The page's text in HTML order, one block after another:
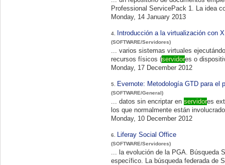
Professional
Monday, 14 January 2013
4. Introducción a la virtualización con
(SOFTWARE/Servidores)
... varios sistemas virtuales
recursos físicos (servidores o
Monday, 17 December 2012
5. Evernote: Metodología GTD para el
(SOFTWARE/General)
... datos sin encriptar en servidores
los que normalmente están
Monday, 10 December 2012
6. Liferay Social Office
(SOFTWARE/Servidores)
específico. La búsqueda federada de